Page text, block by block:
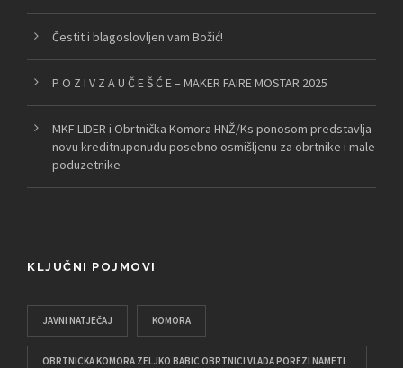
Čestit i blagoslovljen vam Božić!
P O Z I V Z A U Č E Š Ć E – MAKER FAIRE MOSTAR 2025
MKF LIDER i Obrtnička Komora HNŽ/Ks ponosom predstavlja
novu kreditnuponudu posebno osmišljenu za obrtnike i male
poduzetnike
KLJUČNI POJMOVI
JAVNI NATJEČAJ KOMORA
OBRTNICKA KOMORA ZELJKO BABIC OBRTNICI VLADA POREZI NAMETI